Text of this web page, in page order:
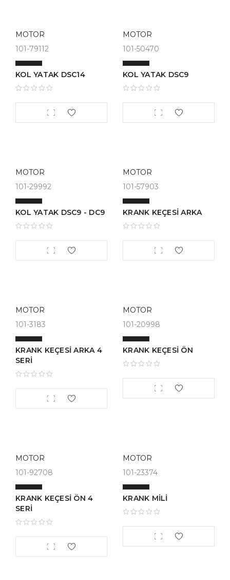
MOTOR
101-79112
KOL YATAK DSC14
MOTOR
101-50470
KOL YATAK DSC9
MOTOR
101-29992
KOL YATAK DSC9 - DC9
MOTOR
101-57903
KRANK KEÇESİ ARKA
MOTOR
101-3183
KRANK KEÇESİ ARKA 4
SERİ
MOTOR
101-20998
KRANK KEÇESİ ÖN
MOTOR
101-92708
KRANK KEÇESİ ÖN 4
SERİ
MOTOR
101-23374
KRANK MİLİ